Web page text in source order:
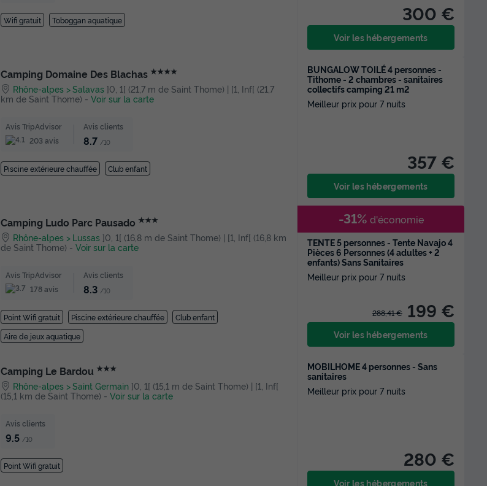
Wifi gratuit Toboggan aquatique 300 €
Voir les hébergements
Camping Domaine Des Blachas ★★★★
Rhône-alpes Salavas ]0, 1[ (21,7 m de Saint Thome) | [1, Inf[ (21,7
km de Saint Thome) - Voir sur la carte
Avis TripAdvisor
203 avis
Avis clients
8.7 /10
Piscine extérieure chauffée Club enfant
BUNGALOW TOILÉ 4 personnes -
Tithome - 2 chambres - sanitaires
collectifs camping 21 m2
Meilleur prix pour 7 nuits
357 €
Voir les hébergements
Camping Ludo Parc Pausado ★★★
Rhône-alpes Lussas ]0, 1[ (16,8 m de Saint Thome) | [1, Inf[ (16,8 km
de Saint Thome) - Voir sur la carte
Avis TripAdvisor
178 avis
Avis clients
8.3 /10
Point Wifi gratuit Piscine extérieure chauffée
Club enfant
Aire de jeux aquatique
TENTE 5 personnes - Tente Navajo 4
Pièces 6 Personnes (4 adultes + 2
enfants) Sans Sanitaires
Meilleur prix pour 7 nuits
288,41 € 199 €
-31% d'économie
Voir les hébergements
Camping Le Bardou ★★★
Rhône-alpes Saint Germain ]0, 1[ (15,1 m de Saint Thome) | [1, Inf[
(15,1 km de Saint Thome) - Voir sur la carte
Avis clients
9.5 /10
Point Wifi gratuit
MOBILHOME 4 personnes - Sans
sanitaires
Meilleur prix pour 7 nuits
280 €
Voir les hébergements